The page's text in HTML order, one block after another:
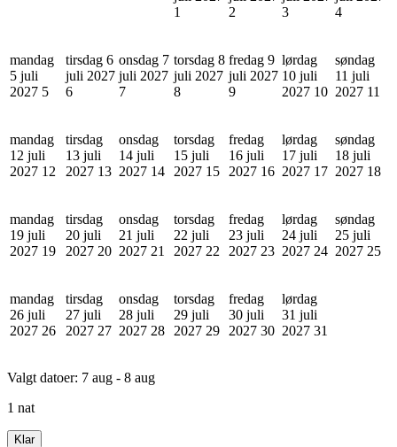
1
2
3
4
mandag
5 juli
2027 5
tirsdag 6
juli 2027
6
onsdag 7
juli 2027
7
torsdag 8
juli 2027
8
fredag 9
juli 2027
9
lørdag
10 juli
2027 10
søndag
11 juli
2027 11
mandag
12 juli
2027 12
tirsdag
13 juli
2027 13
onsdag
14 juli
2027 14
torsdag
15 juli
2027 15
fredag
16 juli
2027 16
lørdag
17 juli
2027 17
søndag
18 juli
2027 18
mandag
19 juli
2027 19
tirsdag
20 juli
2027 20
onsdag
21 juli
2027 21
torsdag
22 juli
2027 22
fredag
23 juli
2027 23
lørdag
24 juli
2027 24
søndag
25 juli
2027 25
mandag
26 juli
2027 26
tirsdag
27 juli
2027 27
onsdag
28 juli
2027 28
torsdag
29 juli
2027 29
fredag
30 juli
2027 30
lørdag
31 juli
2027 31
Valgt datoer: 7 aug - 8 aug
1 nat
Klar